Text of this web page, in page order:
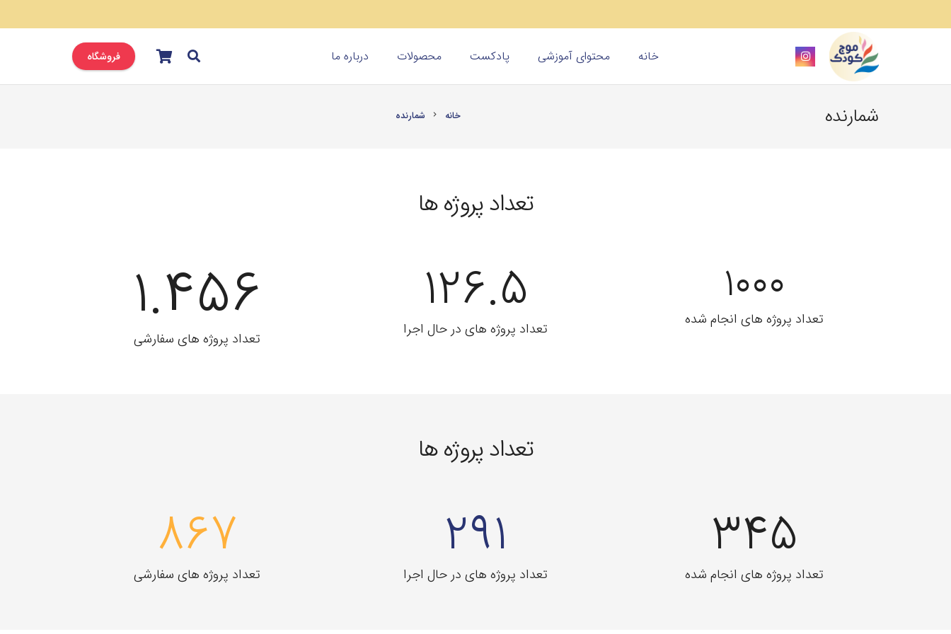
خانه محتوای آموزشی پادکست محصولات درباره ما فروشگاه
شمارنده خانه chevron_right شمارنده
تعداد پروژه ها
1000
تعداد پروژه های انجام شده 126.5
تعداد پروژه های در حال اجرا 1.456
تعداد پروژه های سفارشی
تعداد پروژه ها
345
تعداد پروژه های انجام شده
291
تعداد پروژه های در حال اجرا
867
تعداد پروژه های سفارشی